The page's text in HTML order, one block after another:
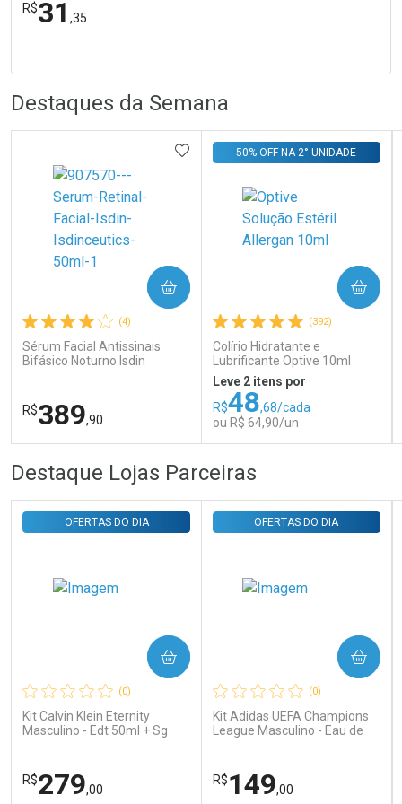
R$31 ,35
Laboratório
Ativar Desconto
Comprar sem Desconto
Comprar sem Desconto
Destaques da Semana
(4)
Sérum Facial Antissinais
Bifásico Noturno Isdin
R$389,90
ADICIONAR AOS FAVORITOS
COMPRAR
FECHAR
Laboratório
Comprar sem Desconto
Por R$ 389,90/cada
FECHAR
Por Menos
Comprar sem Desconto
Por R$ 389,90/cada
(392)
Colírio Hidratante e
Lubrificante Optive 10ml
50% OFF NA 2° UNIDADE
Leve 2 itens por
R$48,68/cada
ou R$ 64,90/un
COMPRAR
Comprar sem Desconto
Por R$ 64,90/cada
Comprar sem Desconto
Por R$ 64,90/cada
Destaque Lojas Parceiras
(0)
Kit Calvin Klein Eternity
Masculino - Edt 50ml + Sg
OFERTAS DO DIA
R$279,00
COMPRAR
(0)
Kit Adidas UEFA Champions
League Masculino - Eau de
OFERTAS DO DIA
R$149,00
COMPRAR